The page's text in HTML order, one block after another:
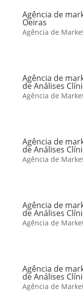
Agência de
Oeiras
Agência de
Agência de
de Análises
Agência de
Agência de
de Análises
Agência de
Agência de
de Análises
Agência de
Agência de
de Análises
Agência de